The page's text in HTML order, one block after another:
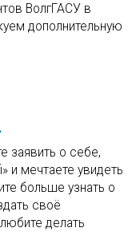
ВолгГАСУ в
дополнительную
заявить о себе,
и мечтаете увидеть
больше узнать о
своё
делать